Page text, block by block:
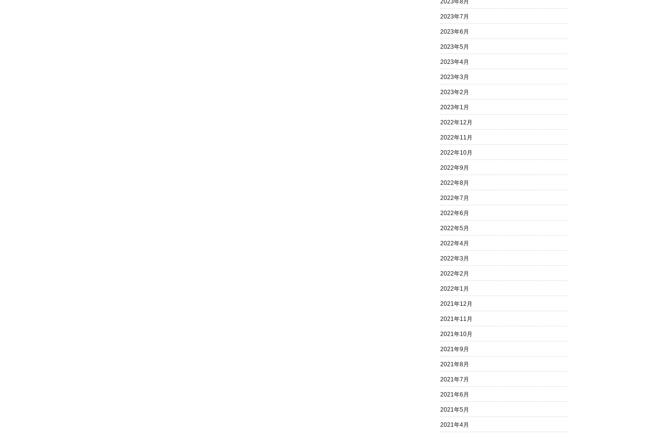
2023年8月
2023年7月
2023年6月
2023年5月
2023年4月
2023年3月
2023年2月
2023年1月
2022年12月
2022年11月
2022年10月
2022年9月
2022年8月
2022年7月
2022年6月
2022年5月
2022年4月
2022年3月
2022年2月
2022年1月
2021年12月
2021年11月
2021年10月
2021年9月
2021年8月
2021年7月
2021年6月
2021年5月
2021年4月